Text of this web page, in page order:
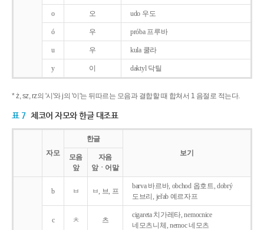
o 오 udo 우도
ó 우 próba 프루바
u 우 kula 쿨라
y 이 daktyl 닥틸
* ż, sz, rz의 '시'와 j의 '이'는 뒤따르는 모음과 결합할 때 합쳐서 1 음절로 적는다.
표 7 체코어 자모와 한글 대조표
자모
한글
보기
모음
앞
자음
앞ㆍ어말
b ㅂ ㅂ, 브, 프
barva 바르바, obchod 옵호트, dobrý
도브리, jeřab 예르자프
c ㅊ 츠
cigareta 치가레타, nemocnice
네모츠니체, nemoc 네모츠